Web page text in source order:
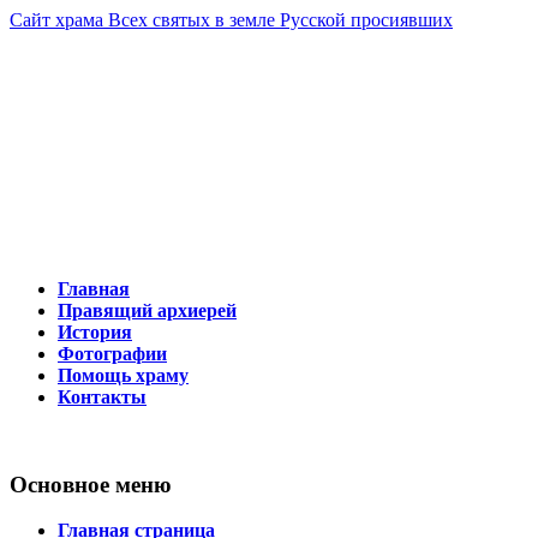
Сайт храма Всех святых в земле Русской просиявших
Главная
Правящий архиерей
История
Фотографии
Помощь храму
Контакты
Основное меню
Главная страница